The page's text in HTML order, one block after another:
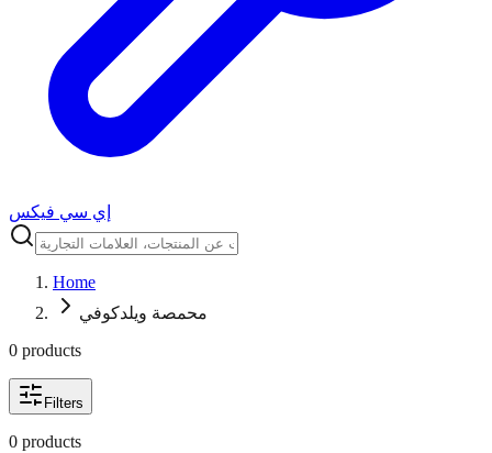
إي سي فيكس
Home
محمصة ويلدكوفي
0 products
Filters
0 products